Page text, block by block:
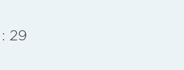
29